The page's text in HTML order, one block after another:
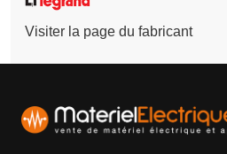
Visiter la page du fabricant